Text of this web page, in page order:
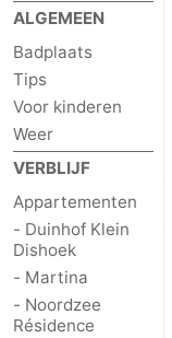
ALGEMEEN
Badplaats
Tips
Voor kinderen
Weer
VERBLIJF
Appartementen
- Duinhof Klein
Dishoek
- Martina
- Noordzee
Résidence